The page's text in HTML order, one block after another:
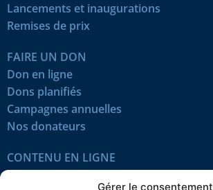
Gérer le consentement
Lancements et inaugurations
Remises de prix
FAIRE UN DON
Don en ligne
Dons planifiés
Campagnes annuelles
Nos donateurs
CONTENU EN LIGNE
Tous les articles